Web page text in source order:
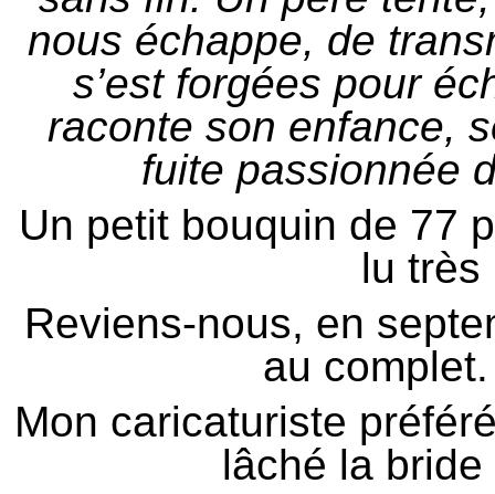
nous échappe, de
s’est forgées pour
raconte son enfance,
fuite passionnée
Un petit bouquin de 77
lu très
Reviens-nous, en
au
Mon caricaturiste
lâché la